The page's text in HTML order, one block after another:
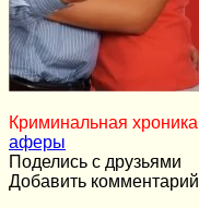
Криминальная хроника
аферы
Поделись с друзьями
Добавить комментарий